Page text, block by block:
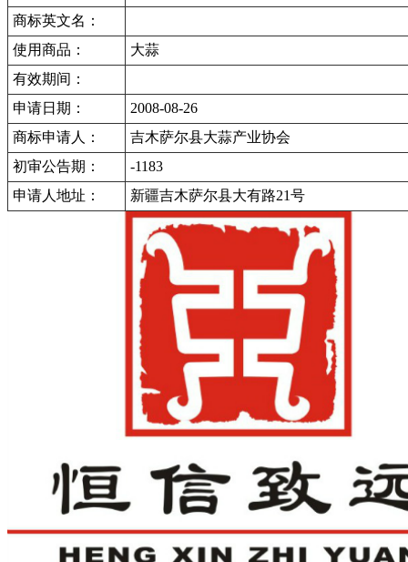
商标英文名：
使用商品：
大蒜
有效期间：
申请日期：
2008-08-26
商标申请人：
吉木萨尔县大蒜产业协会
初审公告期：
-1183
申请人地址：
新疆吉木萨尔县大有路21号